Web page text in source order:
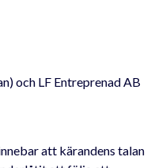
och LF Entreprenad AB
att kärandens talan